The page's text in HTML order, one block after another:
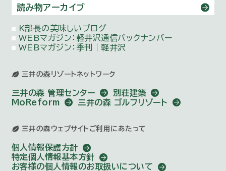
読み物アーカイブ
K部⻑の美味しいブログ
WEBマガジン： 軽井沢通信バックナンバー
WEBマガジン：季刊｜軽井沢
三井の森リゾートネットワーク
三井の森 管理センター
別荘建築
MoReform
三井の森 ゴルフリゾート
三井の森ウェブサイトご利用にあたって
個人情報保護方針
特定個人情報基本方針
お客様の個人情報のお取扱いについて